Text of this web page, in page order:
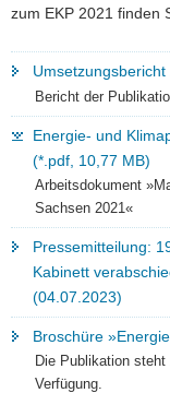
zum EKP 2021 finden
Bericht der
Energie- und
(*.pdf, 10,77 MB)
Arbeitsdokument
Sachsen 2021«
Pressemitteilung:
Kabinett
(04.07.2023)
Broschüre
Die Publikation
Verfügung.